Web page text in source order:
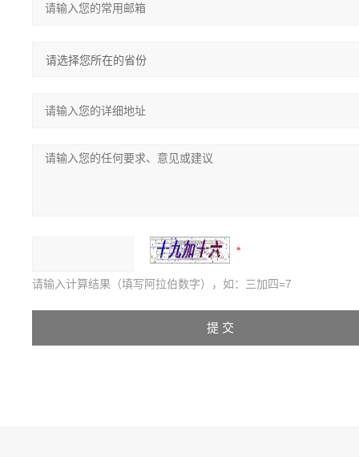
请输入计算结果（填写阿拉伯数字），如：三加四=7